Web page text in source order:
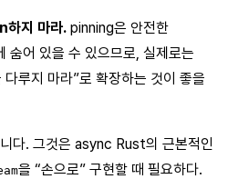
하지 마라. pinning은 안전한
어 있을 수 있으므로, 실제로는
다루지 마라”로 확장하는 것이 좋을
다. 그것은 async Rust의 근본적인
을 “손으로” 구현할 때 필요하다.